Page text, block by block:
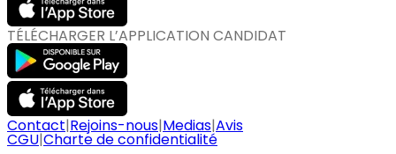
TÉLÉCHARGER L’APPLICATION CANDIDAT
Contact|Rejoins-nous|Medias|Avis
CGU|Charte de confidentialité